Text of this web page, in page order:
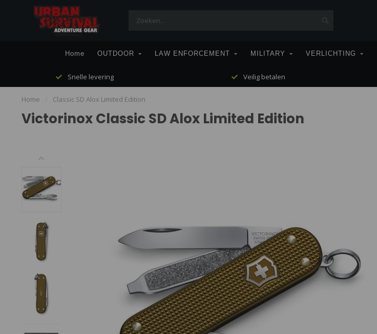
Home OUTDOOR LAW ENFORCEMENT MILITARY VERLICHTING
Snelle levering Veilig betalen
Home Classic SD Alox Limited Edition
Victorinox Classic SD Alox Limited Edition